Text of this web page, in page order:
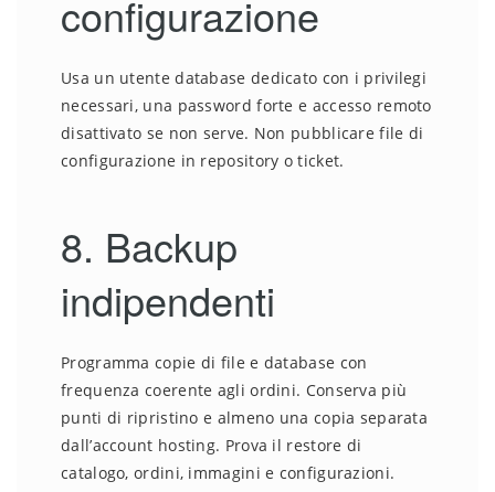
configurazione
Usa un utente database dedicato con i privilegi
necessari, una password forte e accesso remoto
disattivato se non serve. Non pubblicare file di
configurazione in repository o ticket.
8. Backup
indipendenti
Programma copie di file e database con
frequenza coerente agli ordini. Conserva più
punti di ripristino e almeno una copia separata
dall’account hosting. Prova il restore di
catalogo, ordini, immagini e configurazioni.